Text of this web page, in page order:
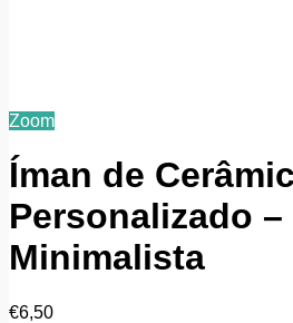
Zoom
Íman de
Personalizado
Minimalista
€6,50